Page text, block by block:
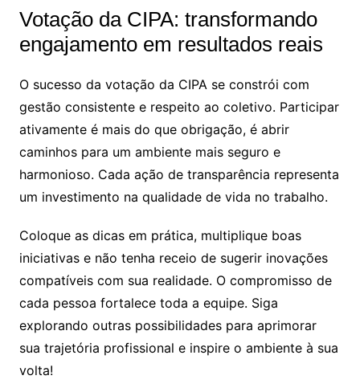
Votação da CIPA: transformando
engajamento em resultados reais
O sucesso da votação da CIPA se constrói com
gestão consistente e respeito ao coletivo. Participar
ativamente é mais do que obrigação, é abrir
caminhos para um ambiente mais seguro e
harmonioso. Cada ação de transparência representa
um investimento na qualidade de vida no trabalho.
Coloque as dicas em prática, multiplique boas
iniciativas e não tenha receio de sugerir inovações
compatíveis com sua realidade. O compromisso de
cada pessoa fortalece toda a equipe. Siga
explorando outras possibilidades para aprimorar
sua trajetória profissional e inspire o ambiente à sua
volta!